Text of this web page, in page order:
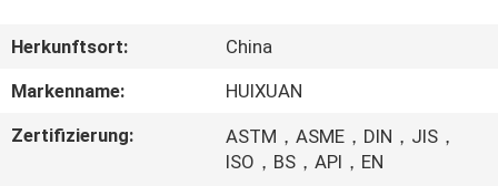
ÜBER
Herkunftsort:
China
Markenname:
HUIXUAN
Zertifizierung:
ASTM，ASME，DIN，JIS，
ISO，BS，API，EN